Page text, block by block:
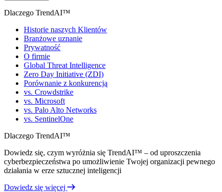
Dlaczego TrendAI™
Historie naszych Klientów
Branżowe uznanie
Prywatność
O firmie
Global Threat Intelligence
Zero Day Initiative (ZDI)
Porównanie z konkurencją
vs. Crowdstrike
vs. Microsoft
vs. Palo Alto Networks
vs. SentinelOne
Dlaczego TrendAI™
Dowiedz się, czym wyróżnia się TrendAI™ – od uproszczenia
cyberbezpieczeństwa po umożliwienie Twojej organizacji pewnego
działania w erze sztucznej inteligencji
Dowiedz się więcej